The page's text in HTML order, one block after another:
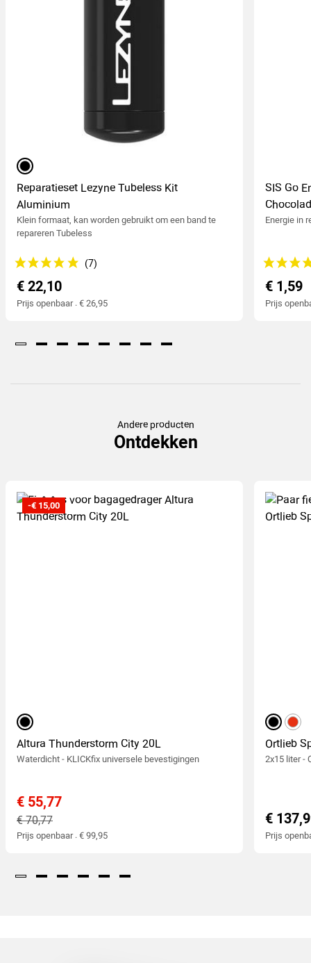
zwart
Reparatieset Lezyne Tubeless Kit
Aluminium
Klein formaat, kan worden gebruikt om een band te
repareren Tubeless
€ 22,10
Prijs openbaar : € 26,95
SIS Go
Energie in
€ 1,59
Prijs
Andere producten
Ontdekken
zwart
Altura Thunderstorm City 20L
Waterdicht - KLICKfix universele bevestigingen
€ 55,77
€ 70,77
Prijs openbaar : € 99,95
-€ 15,00
zwartrood
Ortlieb
2x15 liter -
€
Prijs